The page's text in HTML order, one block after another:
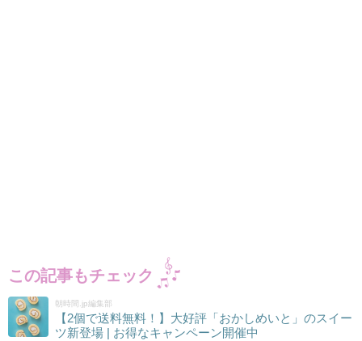
この記事もチェック
朝時間.jp編集部
【2個で送料無料！】大好評「おかしめいと」のスイー
ツ新登場 | お得なキャンペーン開催中